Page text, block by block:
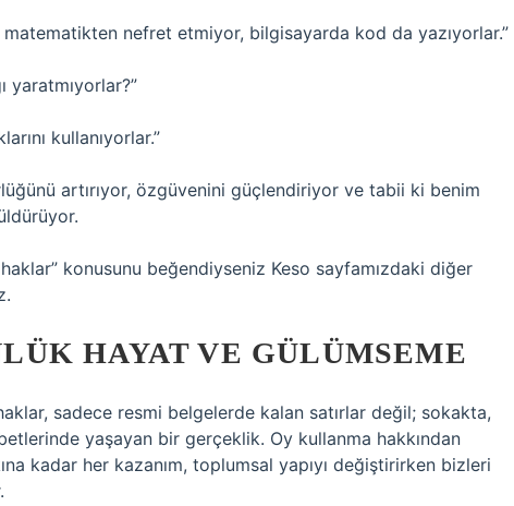
nefret etmiyor, bilgisayarda kod da yazıyorlar.”
yaratmıyorlar?”
kullanıyorlar.”
artırıyor, özgüvenini güçlendiriyor ve tabii ki benim
konusunu beğendiyseniz Keso sayfamızdaki diğer
HAYAT VE GÜLÜMSEME
sadece resmi belgelerde kalan satırlar değil; sokakta,
yaşayan bir gerçeklik. Oy kullanma hakkından
kadar her kazanım, toplumsal yapıyı değiştirirken bizleri